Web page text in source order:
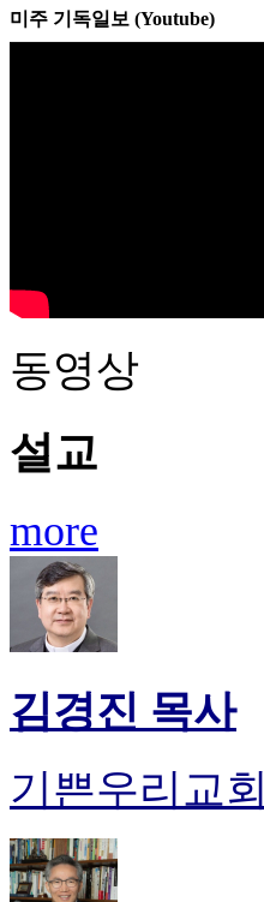
미주 기독일보 (Youtube)
동영상
설교
more
김경진 목사
기쁜우리교회